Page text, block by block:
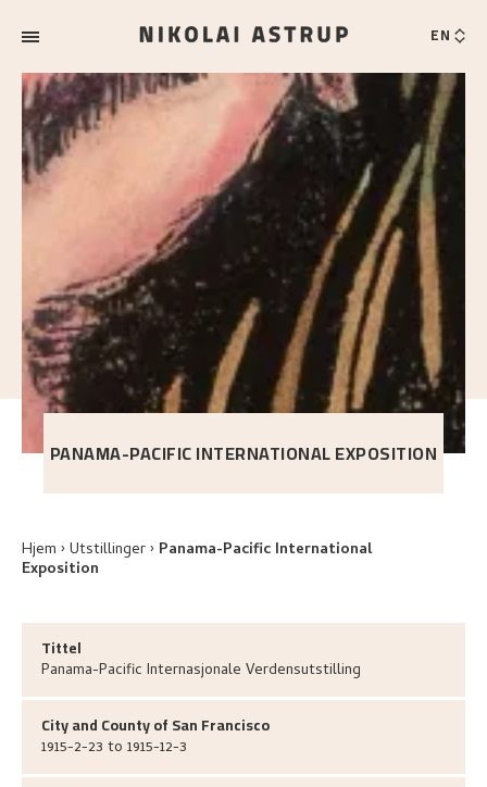
EN
PANAMA-PACIFIC INTERNATIONAL EXPOSITION
Hjem Utstillinger Panama-Pacific International
Exposition
Tittel
Panama-Pacific Internasjonale Verdensutstilling
City and County of San Francisco
1915-2-23 to 1915-12-3